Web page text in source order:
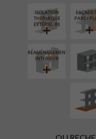
ISOLATION
THERMIQUE
EXTÉRIEURE
FAÇADE
PAROI
RÉAMÉNAGEMENT
INTÉRIEUR
LOGGIAS